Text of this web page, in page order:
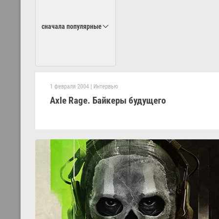
сначала популярные
1 февраля 2004 Интервью
Axle Rage. Байкеры будущего